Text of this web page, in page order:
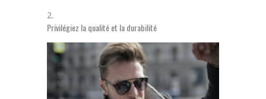
Privilégiez la qualité et la durabilité